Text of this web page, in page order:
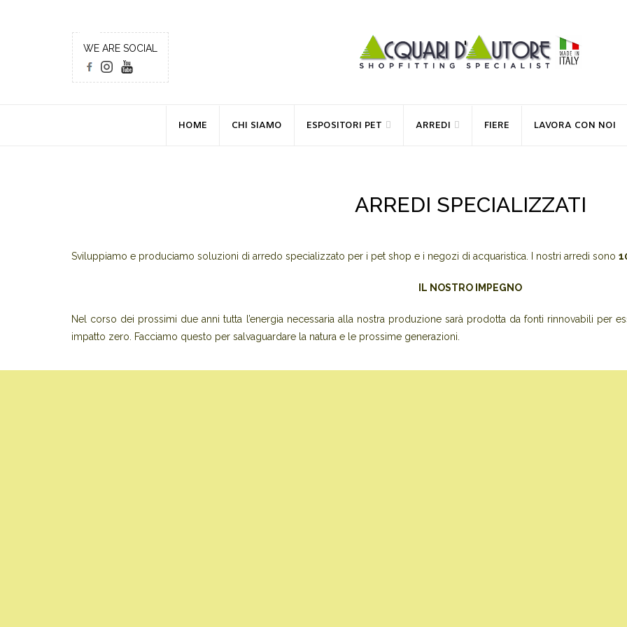
WE ARE SOCIAL
HOME CHI SIAMO ESPOSITORI PET ARREDI FIERE LAVORA CON NOI
ARREDI SPECIALIZZATI
Sviluppiamo e produciamo soluzioni di arredo specializzato per i pet shop e i negozi di acquaristica. I nostri arredi sono
IL NOSTRO IMPEGNO
Nel corso dei prossimi due anni tutta l’energia necessaria alla nostra produzione sarà prodotta da fonti rinnovabili per
impatto zero. Facciamo questo per salvaguardare la natura e le prossime generazioni.